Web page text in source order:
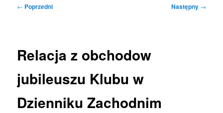
Nawigacja
← Poprzedni Następny →
Relacja z obchodow
jubileuszu Klubu w
Dzienniku Zachodnim